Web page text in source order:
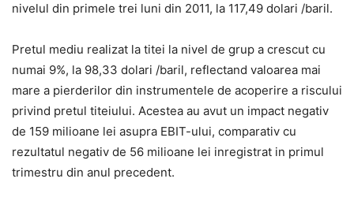
nivelul din primele trei luni din 2011, la 117,49 dolari /baril.
Pretul mediu realizat la titei la nivel de grup a crescut cu
numai 9%, la 98,33 dolari /baril, reflectand valoarea mai
mare a pierderilor din instrumentele de acoperire a riscului
privind pretul titeiului. Acestea au avut un impact negativ
de 159 milioane lei asupra EBIT-ului, comparativ cu
rezultatul negativ de 56 milioane lei inregistrat in primul
trimestru din anul precedent.